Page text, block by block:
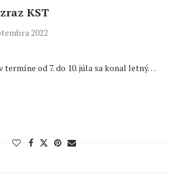
KST
2022
termíne od 7. do 10. júla sa konal letný…